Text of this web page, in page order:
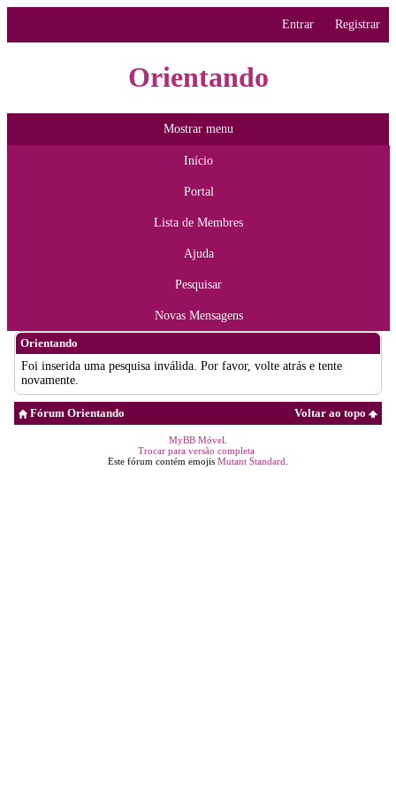
Entrar Registrar
Orientando
Mostrar menu
Início
Portal
Lista de Membres
Ajuda
Pesquisar
Novas Mensagens
Orientando
Foi inserida uma pesquisa inválida. Por favor, volte atrás e tente
novamente.
Voltar ao topo
Fórum Orientando
MyBB Móvel
Trocar para versão completa
Este fórum contém emojis Mutant Standard